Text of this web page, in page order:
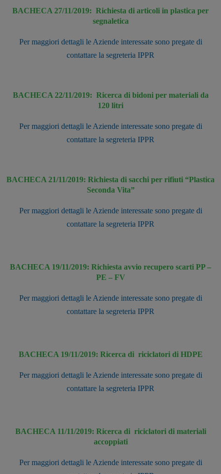
BACHECA 27/11/2019: Richiesta di articoli in plastica per
segnaletica
Per maggiori dettagli le Aziende interessate sono pregate di
contattare la segreteria IPPR
BACHECA 22/11/2019: Ricerca di bidoni per materiali da
120 litri
Per maggiori dettagli le Aziende interessate sono pregate di
contattare la segreteria IPPR
BACHECA 21/11/2019: Richiesta di sacchi per rifiuti “Plastica
Seconda Vita”
Per maggiori dettagli le Aziende interessate sono pregate di
contattare la segreteria IPPR
BACHECA 19/11/2019: Richiesta avvio recupero scarti PP –
PE – FV
Per maggiori dettagli le Aziende interessate sono pregate di
contattare la segreteria IPPR
BACHECA 19/11/2019: Ricerca di riciclatori di HDPE
Per maggiori dettagli le Aziende interessate sono pregate di
contattare la segreteria IPPR
BACHECA 11/11/2019: Ricerca di riciclatori di materiali
accoppiati
Per maggiori dettagli le Aziende interessate sono pregate di